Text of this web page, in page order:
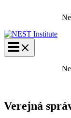
Verejná